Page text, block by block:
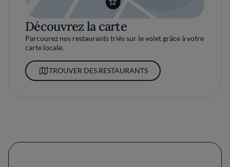
Découvrez la carte
Parcourez nos restaurants triés sur le volet grâce à votre
carte locale.
TROUVER DES RESTAURANTS